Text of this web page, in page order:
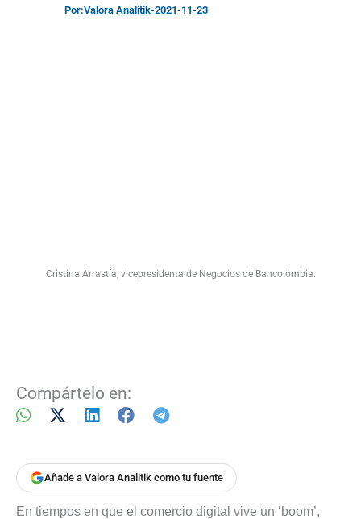
Por:Valora Analitik-2021-11-23
Cristina Arrastía, vicepresidenta de Negocios de Bancolombia.
Compártelo en:
Añade a Valora Analitik como tu fuente
En tiempos en que el comercio digital vive un ‘boom’,